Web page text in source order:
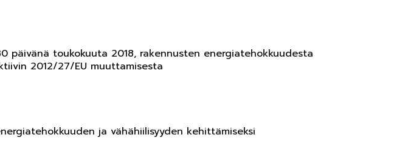
päivänä toukokuuta 2018, rakennusten energiatehokkuudesta
2012/27/EU muuttamisesta
ja vähähiilisyyden kehittämiseksi